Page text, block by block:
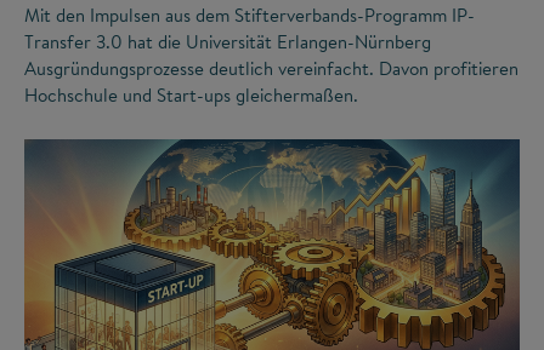
Mit den Impulsen aus dem Stifterverbands-Programm IP-
Transfer 3.0 hat die Universität Erlangen-Nürnberg
Ausgründungsprozesse deutlich vereinfacht. Davon profitieren
Hochschule und Start-ups gleichermaßen.